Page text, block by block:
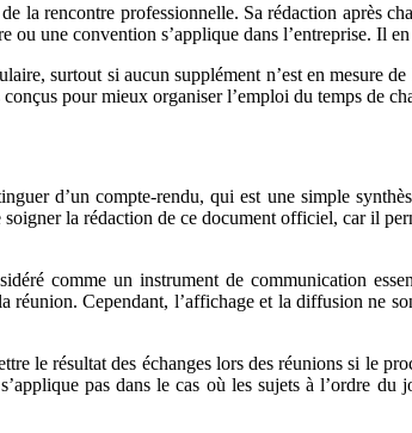
la rencontre professionnelle. Sa rédaction après
une convention s’applique dans l’entreprise. Il
surtout si aucun supplément n’est en mesure
pour mieux organiser l’emploi du temps de
d’un compte-rendu, qui est une simple
la rédaction de ce document officiel, car il
comme un instrument de communication
réunion. Cependant, l’affichage et la diffusion ne
le résultat des échanges lors des réunions si le
pas dans le cas où les sujets à l’ordre